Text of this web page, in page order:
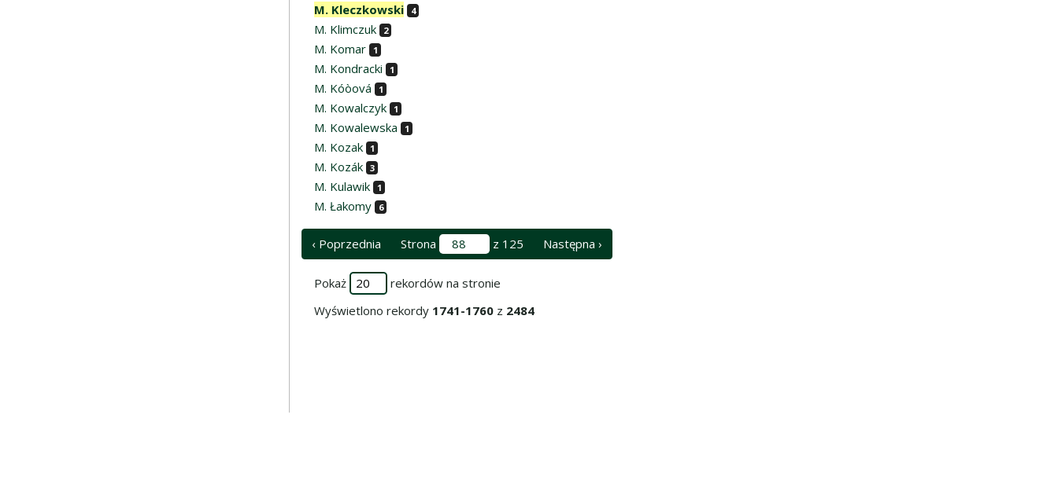
M. Kleczkowski 4
M. Klimczuk 2
M. Komar 1
M. Kondracki 1
M. Kóòová 1
M. Kowalczyk 1
M. Kowalewska 1
M. Kozak 1
M. Kozák 3
M. Kulawik 1
M. Łakomy 6
‹ Poprzednia Strona z 125 Następna ›
Pokaż
rekordów na stronie
Wyświetlono rekordy 1741-1760 z 2484